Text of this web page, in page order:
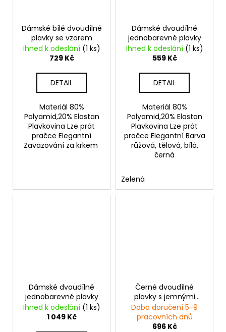
Dámské bílé dvoudílné
plavky se vzorem
Ihned k odeslání (1 ks)
729 Kč
DETAIL
Materiál 80%
Polyamid,20% Elastan
Plavkovina Lze prát
pračce Elegantní
Zavazování za krkem
Dámské dvoudílné
jednobarevné plavky
Ihned k odeslání (1 ks)
559 Kč
DETAIL
Materiál 80%
Polyamid,20% Elastan
Plavkovina Lze prát
pračce Elegantní Barva
růžová, tělová, bílá,
černá
Zelená
Dámské dvoudílné
jednobarevné plavky
Ihned k odeslání (1 ks)
1 049 Kč
Černé dvoudílné
plavky s jemnými
bočními detaily
Doba doručení 5-9
pracovních dnů
696 Kč